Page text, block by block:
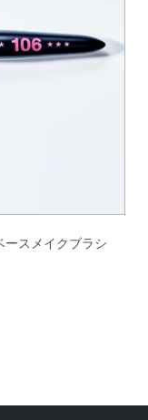
ースメイクブラシ